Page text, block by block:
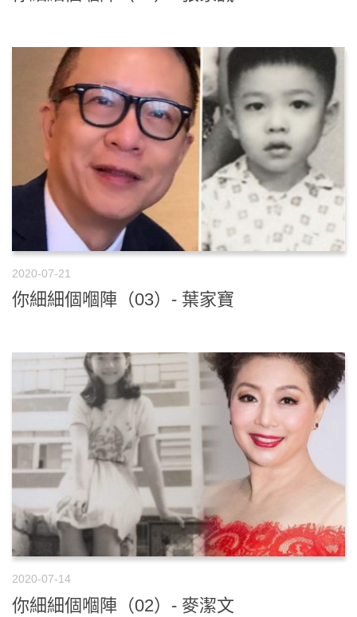
2020-07-21
你細細個嗰陣（03）- 葉家寶
2020-07-14
你細細個嗰陣（02）- 麥潔文